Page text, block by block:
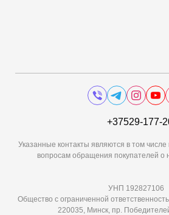
+37529-177-
Указанные контакты являются в том числе
вопросам обращения покупателей о
УНП 192827106
Общество с ограниченной
220035, Минск, пр.